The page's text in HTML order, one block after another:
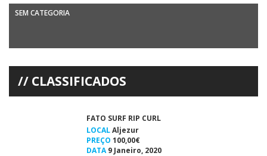
SEM CATEGORIA
Surf – Circuito do Alentejo 2013FINAL VOLTA A SER ADIADA Paulo
CLASSIFICADOS
FATO SURF RIP CURL
LOCALAljezur
PREÇO 100,00€
DATA9 Janeiro, 2020